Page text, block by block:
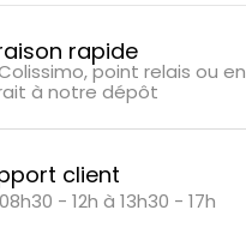
rapide
point relais ou en
à notre dépôt
client
- 12h à 13h30 - 17h